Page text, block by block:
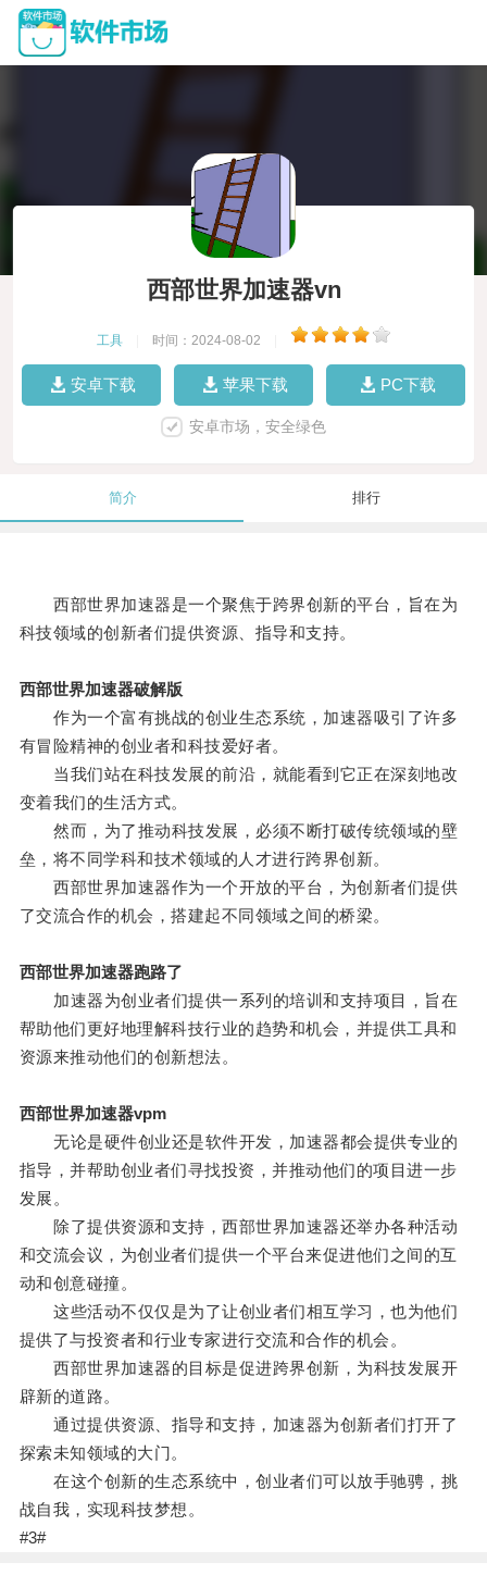
西部世界加速器vn
工具 时间：2024-08-02
安卓下载 苹果下载 PC下载
安卓市场，安全绿色
简介 排行
西部世界加速器是一个聚焦于跨界创新的平台，旨在为
科技领域的创新者们提供资源、指导和支持。
西部世界加速器破解版
作为一个富有挑战的创业生态系统，加速器吸引了许多
有冒险精神的创业者和科技爱好者。
当我们站在科技发展的前沿，就能看到它正在深刻地改
变着我们的生活方式。
然而，为了推动科技发展，必须不断打破传统领域的壁
垒，将不同学科和技术领域的人才进行跨界创新。
西部世界加速器作为一个开放的平台，为创新者们提供
了交流合作的机会，搭建起不同领域之间的桥梁。
西部世界加速器跑路了
加速器为创业者们提供一系列的培训和支持项目，旨在
帮助他们更好地理解科技行业的趋势和机会，并提供工具和
资源来推动他们的创新想法。
西部世界加速器vpm
无论是硬件创业还是软件开发，加速器都会提供专业的
指导，并帮助创业者们寻找投资，并推动他们的项目进一步
发展。
除了提供资源和支持，西部世界加速器还举办各种活动
和交流会议，为创业者们提供一个平台来促进他们之间的互
动和创意碰撞。
这些活动不仅仅是为了让创业者们相互学习，也为他们
提供了与投资者和行业专家进行交流和合作的机会。
西部世界加速器的目标是促进跨界创新，为科技发展开
辟新的道路。
通过提供资源、指导和支持，加速器为创新者们打开了
探索未知领域的大门。
在这个创新的生态系统中，创业者们可以放手驰骋，挑
战自我，实现科技梦想。
#3#